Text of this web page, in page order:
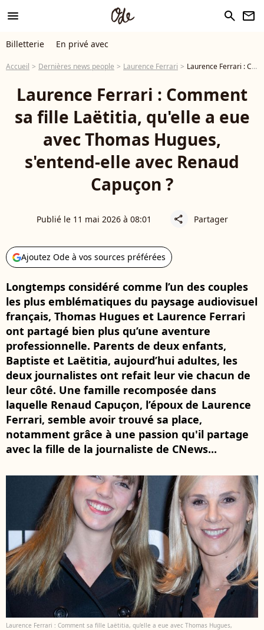
menu search newsletter
Billetterie En privé avec
Accueil Dernières news people Laurence Ferrari Laurence Ferrari : Comment sa fille Laëtitia, qu'elle a eue avec Thomas Hugues, s'entend-elle avec Renaud Capuçon ?
Laurence Ferrari : Comment
sa fille Laëtitia, qu'elle a eue
avec Thomas Hugues,
s'entend-elle avec Renaud
Capuçon ?
Publié le 11 mai 2026 à 08:01 share Partager
Ajoutez Ode à vos sources préférées
Longtemps considéré comme l’un des couples
les plus emblématiques du paysage audiovisuel
français, Thomas Hugues et Laurence Ferrari
ont partagé bien plus qu’une aventure
professionnelle. Parents de deux enfants,
Baptiste et Laëtitia, aujourd’hui adultes, les
deux journalistes ont refait leur vie chacun de
leur côté. Une famille recomposée dans
laquelle Renaud Capuçon, l’époux de Laurence
Ferrari, semble avoir trouvé sa place,
notamment grâce à une passion qu'il partage
avec la fille de la journaliste de CNews...
Laurence Ferrari : Comment sa fille Laëtitia, qu'elle a eue avec Thomas Hugues,